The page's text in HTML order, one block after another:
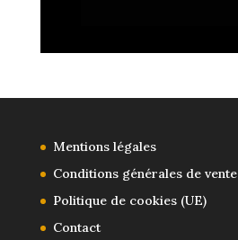
Mentions légales
Conditions générales de vente
Politique de cookies (UE)
Contact